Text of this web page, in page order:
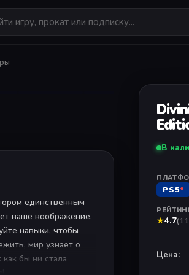
Новинка — уже в каталоге
₽
В
PS5*
★4.7
Цена:
единственным
ваше воображение.
навыки, чтобы
мир узнает о
бы ни стала